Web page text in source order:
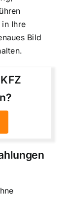
Ihre
Bild